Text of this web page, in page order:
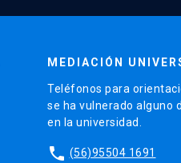
MEDIACIÓN
Teléfonos para
se ha vulnerado alguno
en la universidad.
phone (56)95504 1691